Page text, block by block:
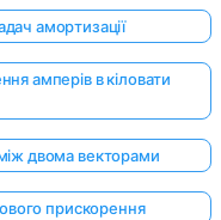
амортизації
амперів в кіловати
двома векторами
прискорення